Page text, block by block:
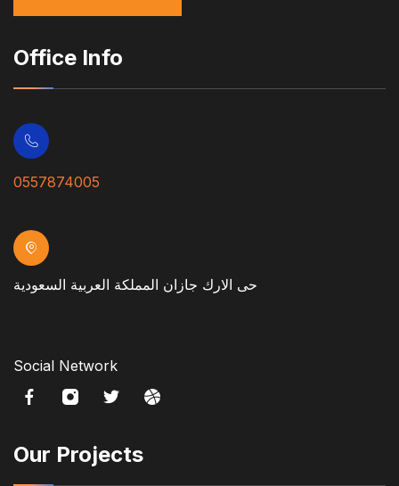
Office Info
0557874005
حى الارك جازان المملكة العربية السعودية
Social Network
Our Projects